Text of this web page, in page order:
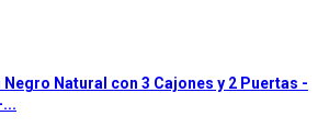
Negro Natural con 3 Cajones y 2 Puertas -